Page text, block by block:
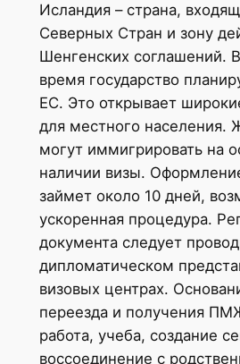
Исландия – страна,
Северных Стран и зону
Шенгенских соглашений.
время государство
ЕС. Это открывает
для местного населения.
могут иммигрировать на
наличии визы.
займет около 10 дней,
ускоренная процедура.
документа следует
дипломатическом
визовых центрах.
переезда и получения
работа, учеба, создание
воссоединение с